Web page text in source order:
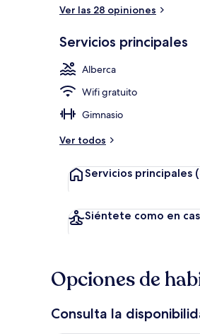
Ver las 28 opiniones
Servicios principales
Alberca
Wifi gratuito
Gimnasio
Ver todos
Servicios principales
Siéntete como en
Opciones de
Consulta la